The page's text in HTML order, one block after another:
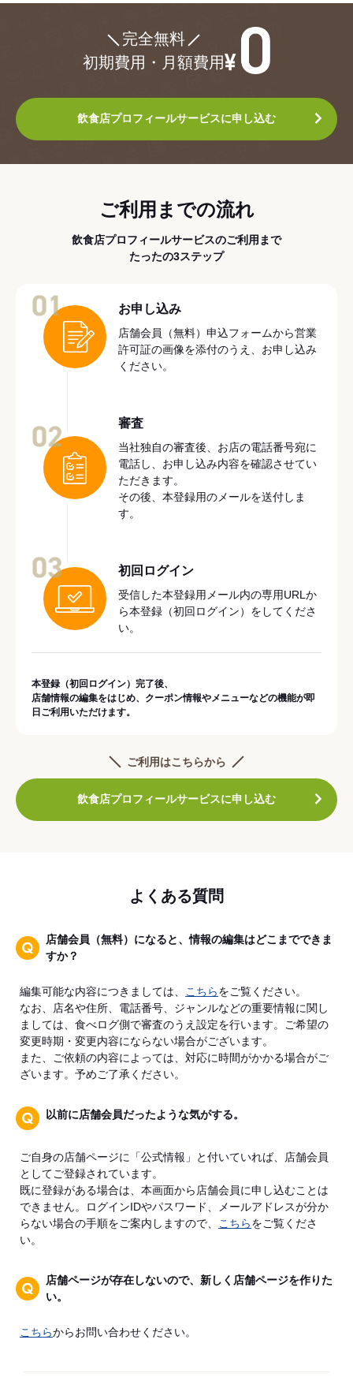
完全無料
初期費用・月額費用
飲食店プロフィールサービスに申し込む
ご利用までの流れ
飲食店プロフィールサービスのご利用まで
たったの3ステップ
お申し込み
店舗会員（無料）申込フォームから営業
許可証の画像を添付のうえ、お申し込み
ください。
審査
当社独自の審査後、お店の電話番号宛に
電話し、お申し込み内容を確認させてい
ただきます。
その後、本登録用のメールを送付しま
す。
初回ログイン
受信した本登録用メール内の専用URLか
ら本登録（初回ログイン）をしてくださ
い。
本登録（初回ログイン）完了後、
店舗情報の編集をはじめ、クーポン情報やメニューなどの機能が即
日ご利用いただけます。
ご利用はこちらから
飲食店プロフィールサービスに申し込む
よくある質問
店舗会員（無料）になると、情報の編集はどこまでできま
すか？
編集可能な内容につきましては、 こちらをご覧ください。
なお、店名や住所、電話番号、ジャンルなどの重要情報に関し
ましては、食べログ側で審査のうえ設定を行います。ご希望の
変更時期・変更内容にならない場合がございます。
また、ご依頼の内容によっては、対応に時間がかかる場合がご
ざいます。予めご了承ください。
以前に店舗会員だったような気がする。
ご自身の店舗ページに「公式情報」と付いていれば、店舗会員
としてご登録されています。
既に登録がある場合は、本画面から店舗会員に申し込むことは
できません。ログインIDやパスワード、メールアドレスが分か
らない場合の手順をご案内しますので、
こちらをご覧くださ
い。
店舗ページが存在しないので、新しく店舗ページを作りた
い。
こちらからお問い合わせください。